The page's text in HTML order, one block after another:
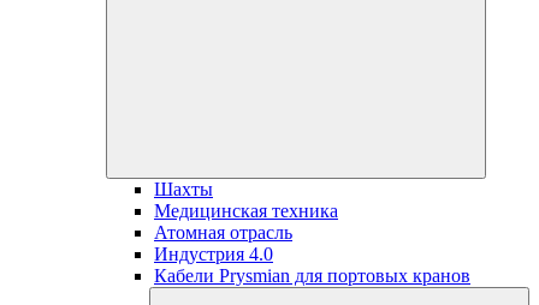
Шахты
Медицинская техника
Атомная отрасль
Индустрия 4.0
Кабели Prysmian для портовых кранов